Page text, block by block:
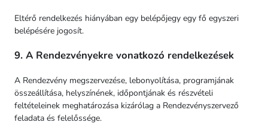
Eltérő rendelkezés hiányában egy belépőjegy egy fő egyszeri
belépésére jogosít.
9. A Rendezvényekre vonatkozó rendelkezések
A Rendezvény megszervezése, lebonyolítása, programjának
összeállítása, helyszínének, időpontjának és részvételi
feltételeinek meghatározása kizárólag a Rendezvényszervező
feladata és felelőssége.